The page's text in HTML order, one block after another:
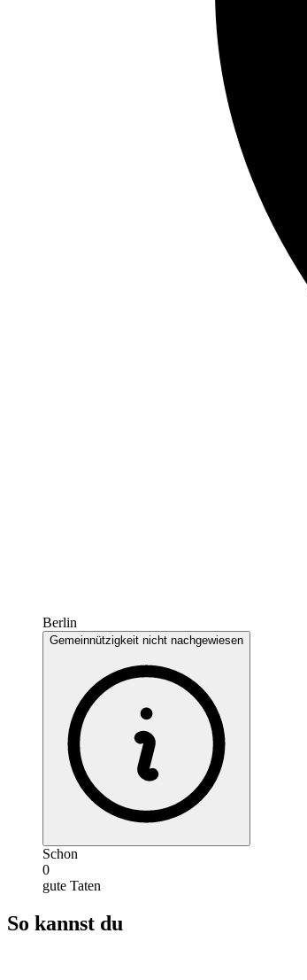
Berlin
Gemeinnützigkeit nicht nachgewiesen
Schon
0
gute Taten
So kannst du